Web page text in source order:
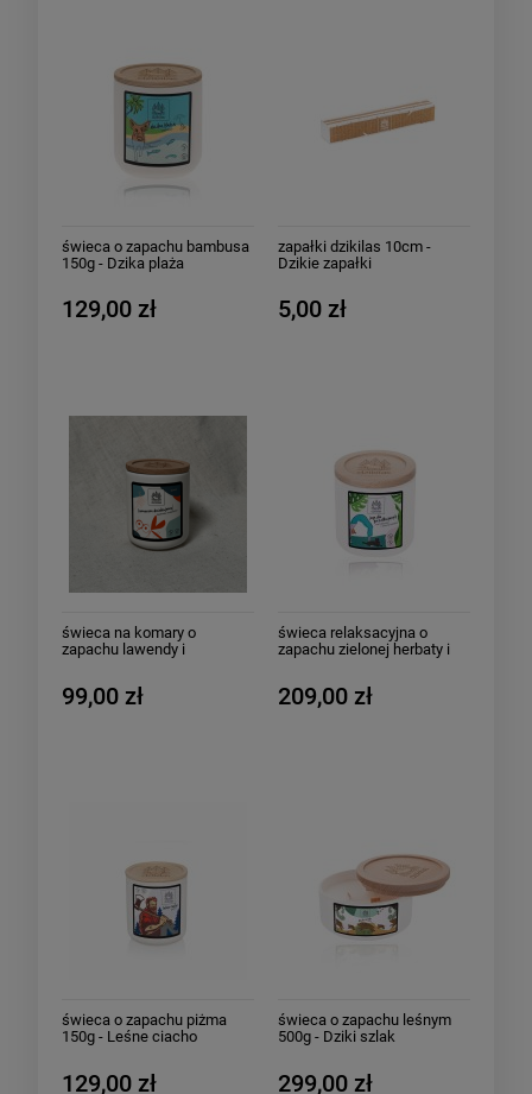
świeca o zapachu bambusa
150g - Dzika plaża
129,00 zł
zapałki dzikilas 10cm -
Dzikie zapałki
5,00 zł
świeca na komary o
zapachu lawendy i
99,00 zł
świeca relaksacyjna o
zapachu zielonej herbaty i
początkujących
209,00 zł
świeca o zapachu piżma
150g - Leśne ciacho
129,00 zł
świeca o zapachu leśnym
500g - Dziki szlak
299,00 zł